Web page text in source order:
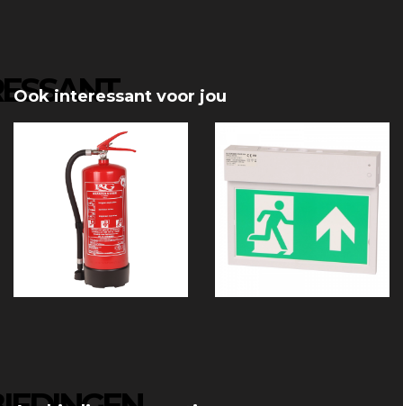
Ook interessant voor jou